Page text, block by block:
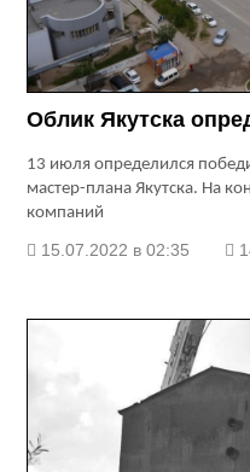
Облик Якутска
13 июля определился
мастер-плана Якутска. На
компаний
15.07.2022 в 02:35